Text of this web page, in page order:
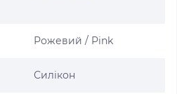
Рожевий / Pink
Силікон